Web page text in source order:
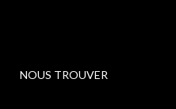
NOUS TROUVER